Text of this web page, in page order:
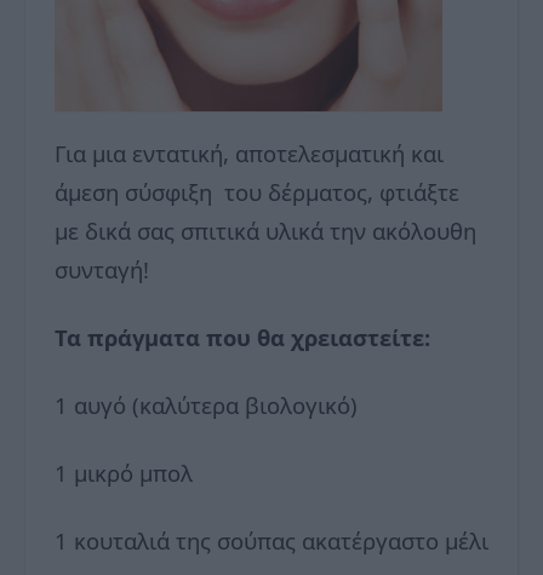
Για μια εντατική, αποτελεσματική και
άμεση σύσφιξη του δέρματος, φτιάξτε
με δικά σας σπιτικά υλικά την ακόλουθη
συνταγή!
Τα πράγματα που θα χρειαστείτε:
1 αυγό (καλύτερα βιολογικό)
1 μικρό μπολ
1 κουταλιά της σούπας ακατέργαστο μέλι